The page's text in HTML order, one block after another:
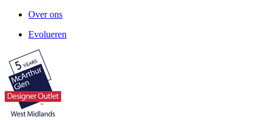
Over ons
Evolueren